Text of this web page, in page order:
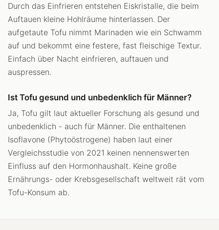
Durch das Einfrieren entstehen Eiskristalle, die beim
Auftauen kleine Hohlräume hinterlassen. Der
aufgetaute Tofu nimmt Marinaden wie ein Schwamm
auf und bekommt eine festere, fast fleischige Textur.
Einfach über Nacht einfrieren, auftauen und
auspressen.
Ist Tofu gesund und unbedenklich für Männer?
Ja, Tofu gilt laut aktueller Forschung als gesund und
unbedenklich - auch für Männer. Die enthaltenen
Isoflavone (Phytoöstrogene) haben laut einer
Vergleichsstudie von 2021 keinen nennenswerten
Einfluss auf den Hormonhaushalt. Keine große
Ernährungs- oder Krebsgesellschaft weltweit rät vom
Tofu-Konsum ab.